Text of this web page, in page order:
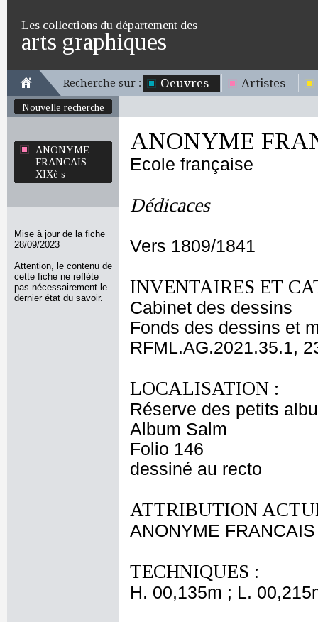
Les collections du département des
arts graphiques
Recherche sur : Oeuvres Artistes
Nouvelle recherche
ANONYME
FRANCAIS
XIXè s
Mise à jour de la fiche
28/09/2023
Attention, le contenu de
cette fiche ne reflète
pas nécessairement le
dernier état du savoir.
ANONYME
Ecole française
Dédicaces
Vers 1809/1841
INVENTAIRES ET
Cabinet des dessins
Fonds des dessins et
RFML.AG.2021.35.1,
LOCALISATION :
Réserve des petits
Album Salm
Folio 146
dessiné au recto
ATTRIBUTION
ANONYME
TECHNIQUES :
H. 00,135m ; L.